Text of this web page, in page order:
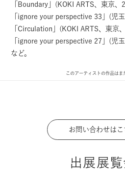
「Boundary」(KOKI ARTS、東京、
「ignore your perspective 33」(児
「Circulation」(KOKI ARTS、東京
「ignore your perspective 27」(児
など。
このアーティストの作品はま
お問い合わせはこ
出展展